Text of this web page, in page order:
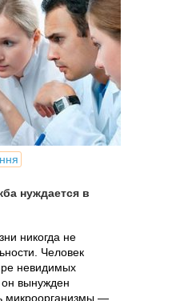
нуждается в
никогда не
Человек
невидимых
вынужден
микроорганизмы —